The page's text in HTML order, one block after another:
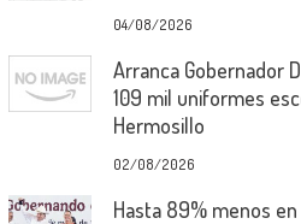
04/08/2026
Arranca Gobernador
109 mil uniformes
Hermosillo
02/08/2026
Hasta 89% menos